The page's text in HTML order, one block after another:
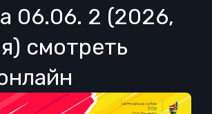
06.06. 2 (2026,
смотреть